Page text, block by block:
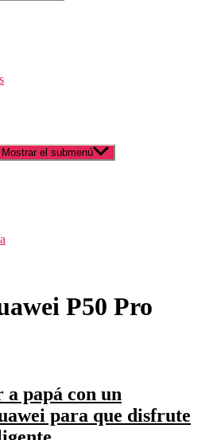
Mostrar el submenú
P50 Pro
papá con un
para que disfrute